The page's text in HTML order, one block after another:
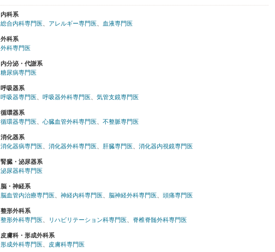
内科系
総合内科専門医、 アレルギー専門医、 血液専門医
外科系
外科専門医
内分泌・代謝系
糖尿病専門医
呼吸器系
呼吸器専門医、 呼吸器外科専門医、 気管支鏡専門医
循環器系
循環器専門医、 心臓血管外科専門医、 不整脈専門医
消化器系
消化器病専門医、 消化器外科専門医、 肝臓専門医、 消化器内視鏡専門医
腎臓・泌尿器系
泌尿器科専門医
脳・神経系
脳血管内治療専門医、 神経内科専門医、 脳神経外科専門医、 頭痛専門医
整形外科系
整形外科専門医、 リハビリテーション科専門医、 脊椎脊髄外科専門医
皮膚科・形成外科系
形成外科専門医、 皮膚科専門医